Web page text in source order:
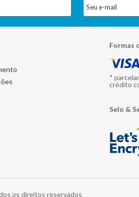
Formas
*
crédito
Selo &
os direitos reservados